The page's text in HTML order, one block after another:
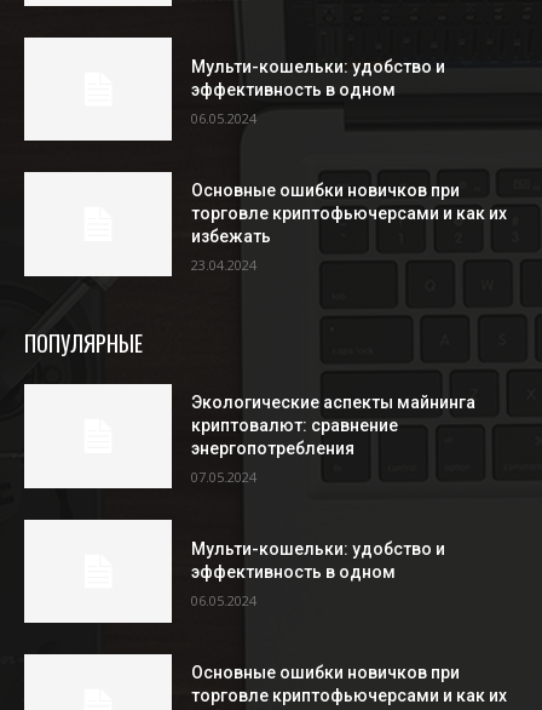
Мульти-кошельки: удобство и
эффективность в одном
06.05.2024
Основные ошибки новичков при
торговле криптофьючерсами и как их
избежать
23.04.2024
ПОПУЛЯРНЫЕ
Экологические аспекты майнинга
криптовалют: сравнение
энергопотребления
07.05.2024
Мульти-кошельки: удобство и
эффективность в одном
06.05.2024
Основные ошибки новичков при
торговле криптофьючерсами и как их